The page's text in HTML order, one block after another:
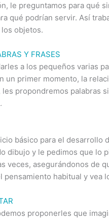
le preguntamos para qué
qué podrían servir. Así
objetos.
Y FRASES
a los pequeños varias
un primer momento, la
les propondremos palabras
básico para el desarrollo
dibujo y le pedimos que lo
veces, asegurándonos de
pensamiento habitual y vea
proponerles que